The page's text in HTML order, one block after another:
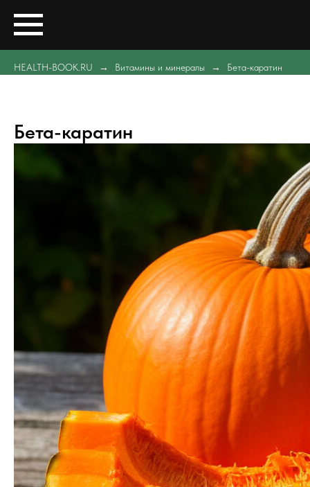
HEALTH-BOOK.RU Витамины и минералы Бета-каратин
Бета-каратин